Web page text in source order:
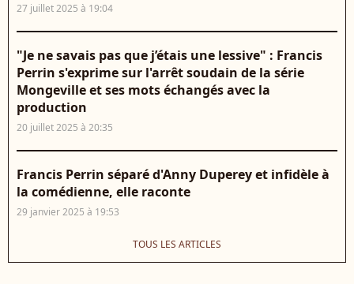
27 juillet 2025 à 19:04
"Je ne savais pas que j’étais une lessive" : Francis
Perrin s'exprime sur l'arrêt soudain de la série
Mongeville et ses mots échangés avec la
production
20 juillet 2025 à 20:35
Francis Perrin séparé d'Anny Duperey et infidèle à
la comédienne, elle raconte
29 janvier 2025 à 19:53
TOUS LES ARTICLES